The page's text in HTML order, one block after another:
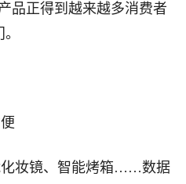
品正得到越来越多消费者
妆镜、智能烤箱……数据